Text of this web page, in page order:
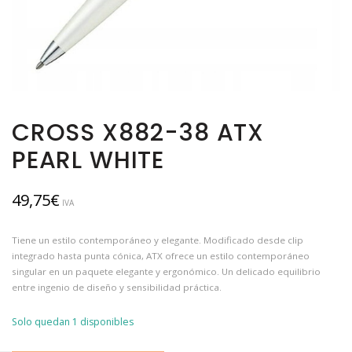
CROSS X882-38 ATX
PEARL WHITE
49,75€ IVA
Tiene un estilo contemporáneo y elegante. Modificado desde clip
integrado hasta punta cónica, ATX ofrece un estilo contemporáneo
singular en un paquete elegante y ergonómico. Un delicado equilibrio
entre ingenio de diseño y sensibilidad práctica.
Solo quedan 1 disponibles